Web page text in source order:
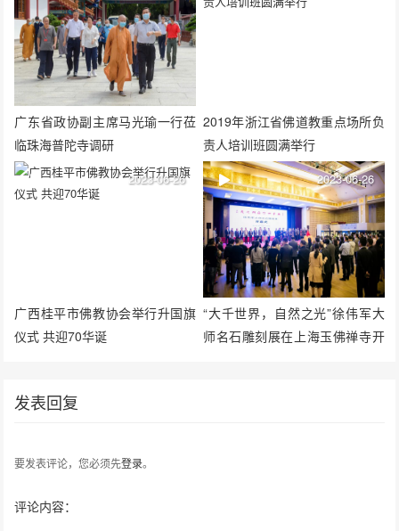
广东省政协副主席马光瑜一行莅
临珠海普陀寺调研
2019年浙江省佛道教重点场所负
责人培训班圆满举行
广西桂平市佛教协会举行升国旗
仪式 共迎70华诞
2023-06-26
“大千世界，自然之光”徐伟军大
师名石雕刻展在上海玉佛禅寺开
2023-06-26
发表回复
要发表评论，您必须先登录。
评论内容：